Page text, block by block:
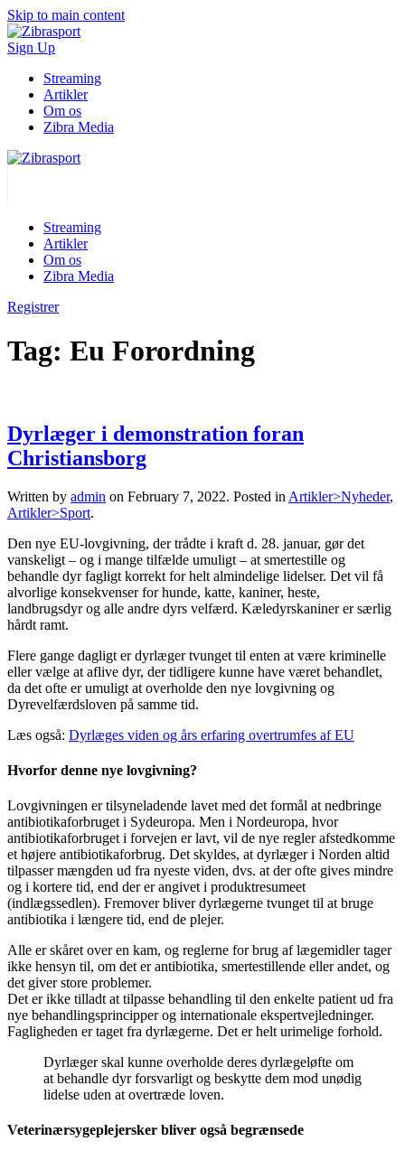
Skip to main content
Sign Up
Streaming
Artikler
Om os
Zibra Media
Streaming
Artikler
Om os
Zibra Media
Registrer
Tag: Eu Forordning
Dyrlæger i demonstration foran
Christiansborg
Written by admin on February 7, 2022. Posted in Artikler>Nyheder,
Artikler>Sport.
Den nye EU-lovgivning, der trådte i kraft d. 28. januar, gør det
vanskeligt – og i mange tilfælde umuligt – at smertestille og
behandle dyr fagligt korrekt for helt almindelige lidelser. Det vil få
alvorlige konsekvenser for hunde, katte, kaniner, heste,
landbrugsdyr og alle andre dyrs velfærd. Kæledyrskaniner er særlig
hårdt ramt.
Flere gange dagligt er dyrlæger tvunget til enten at være kriminelle
eller vælge at aflive dyr, der tidligere kunne have været behandlet,
da det ofte er umuligt at overholde den nye lovgivning og
Dyrevelfærdsloven på samme tid.
Læs også: Dyrlæges viden og års erfaring overtrumfes af EU
Hvorfor denne nye lovgivning?
Lovgivningen er tilsyneladende lavet med det formål at nedbringe
antibiotikaforbruget i Sydeuropa. Men i Nordeuropa, hvor
antibiotikaforbruget i forvejen er lavt, vil de nye regler afstedkomme
et højere antibiotikaforbrug. Det skyldes, at dyrlæger i Norden altid
tilpasser mængden ud fra nyeste viden, dvs. at der ofte gives mindre
og i kortere tid, end der er angivet i produktresumeet
(indlægssedlen). Fremover bliver dyrlægerne tvunget til at bruge
antibiotika i længere tid, end de plejer.
Alle er skåret over en kam, og reglerne for brug af lægemidler tager
ikke hensyn til, om det er antibiotika, smertestillende eller andet, og
det giver store problemer.
Det er ikke tilladt at tilpasse behandling til den enkelte patient ud fra
nye behandlingsprincipper og internationale ekspertvejledninger.
Fagligheden er taget fra dyrlægerne. Det er helt urimelige forhold.
Dyrlæger skal kunne overholde deres dyrlægeløfte om
at behandle dyr forsvarligt og beskytte dem mod unødig
lidelse uden at overtræde loven.
Veterinærsygeplejersker bliver også begrænsede